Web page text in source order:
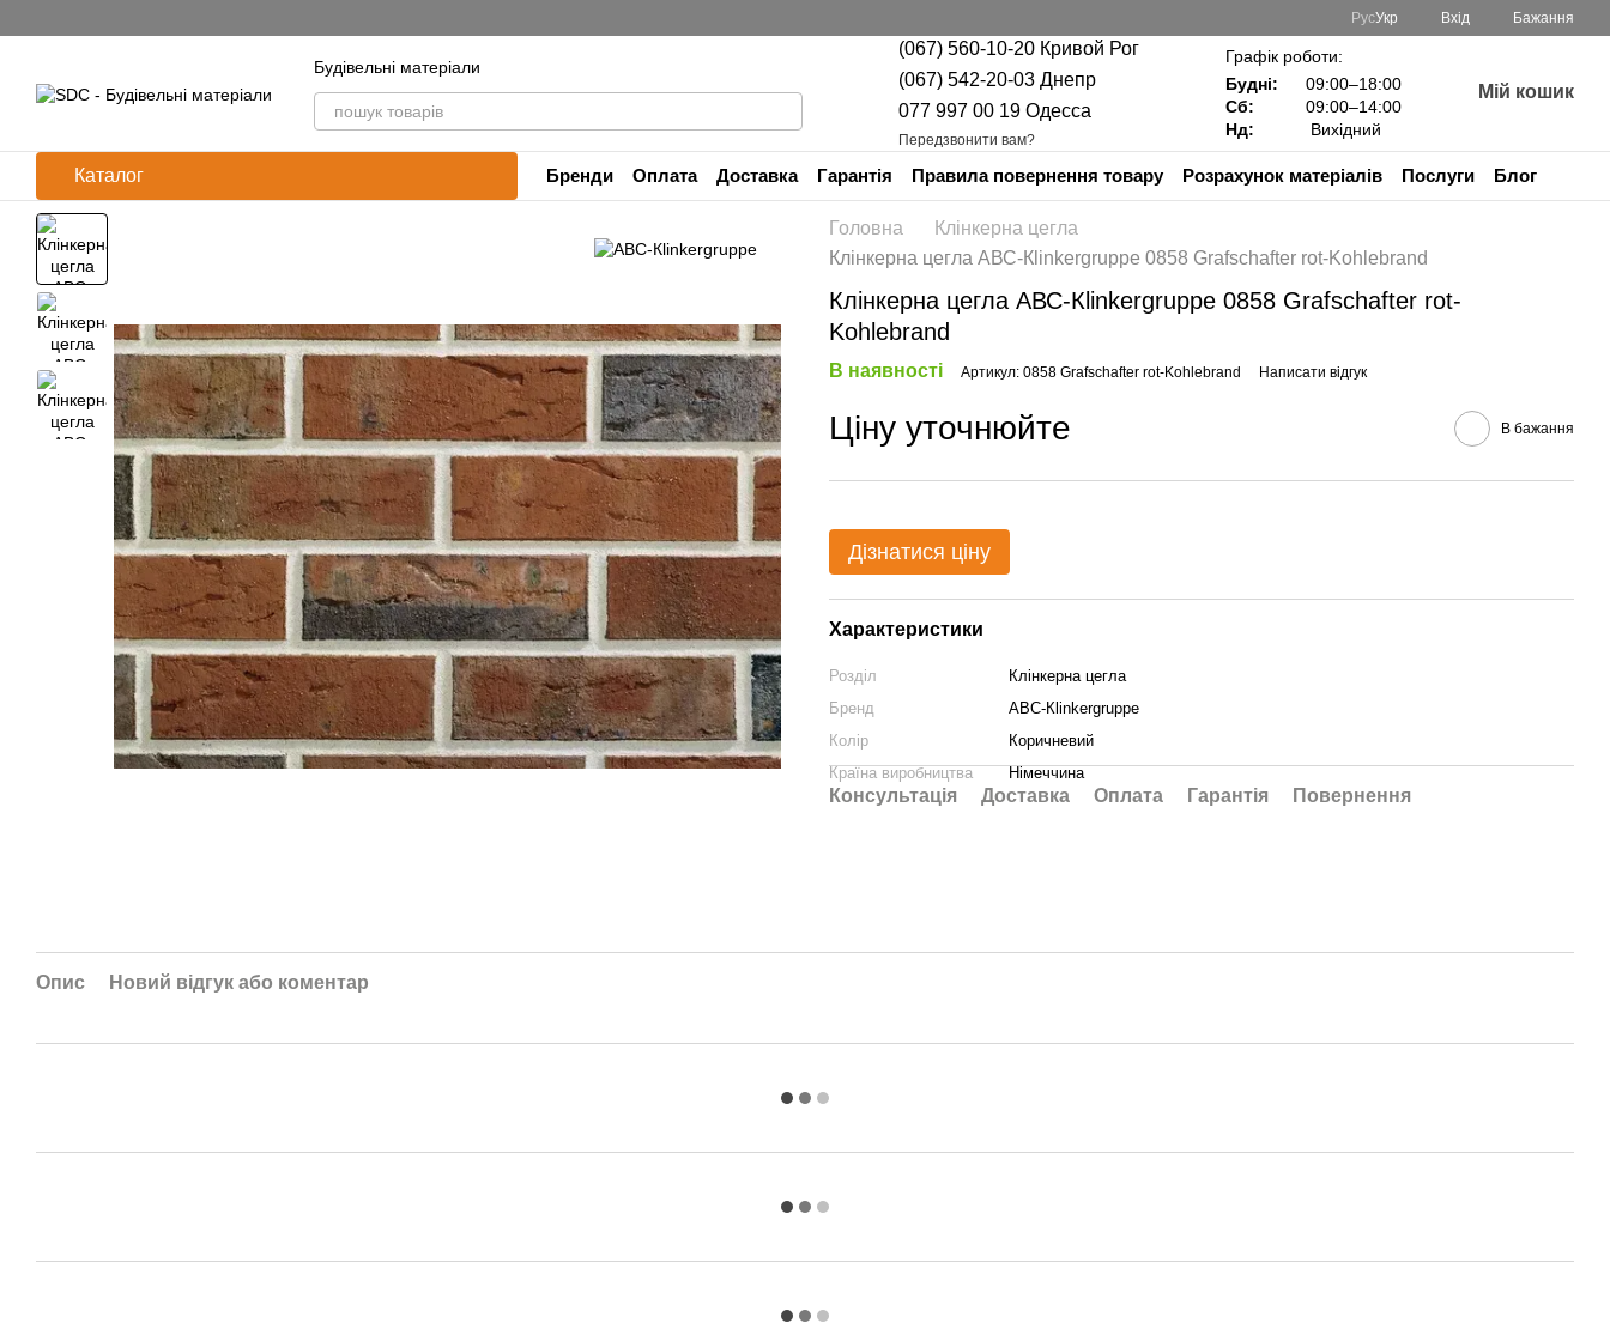
РусУкр Вхід Бажання
Будівельні матеріали
(067) 560-10-20 Кривой Рог
(067) 542-20-03 Днепр
077 997 00 19 Одесса
Передзвонити вам?
Графік роботи:
Будні:
09:00–18:00
Сб:
09:00–14:00
Нд:
Вихідний
Мій кошик
Каталог Бренди Оплата Доставка Гарантія Правила повернення товару Розрахунок матеріалів Послуги
Блог
Контактна інформація
Головна
Клінкерна цегла
Клінкерна цегла АВС-Кlinkergruppe 0858 Grafschafter rot-Kohlebrand
Клінкерна цегла АВС-Кlinkergruppe 0858 Grafschafter rot-
Kohlebrand
В наявності Артикул: 0858 Grafschafter rot-Kohlebrand Написати відгук
Ціну уточнюйте В бажання
Дізнатися ціну
Характеристики
Розділ
Клінкерна цегла
Бренд
АВС-Кlinkergruppe
Колір
Коричневий
Країна виробництва
Німеччина
Консультація Доставка Оплата Гарантія Повернення
Опис Новий відгук або коментар